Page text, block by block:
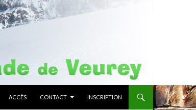
ACCÈS CONTACT INSCRIPTION